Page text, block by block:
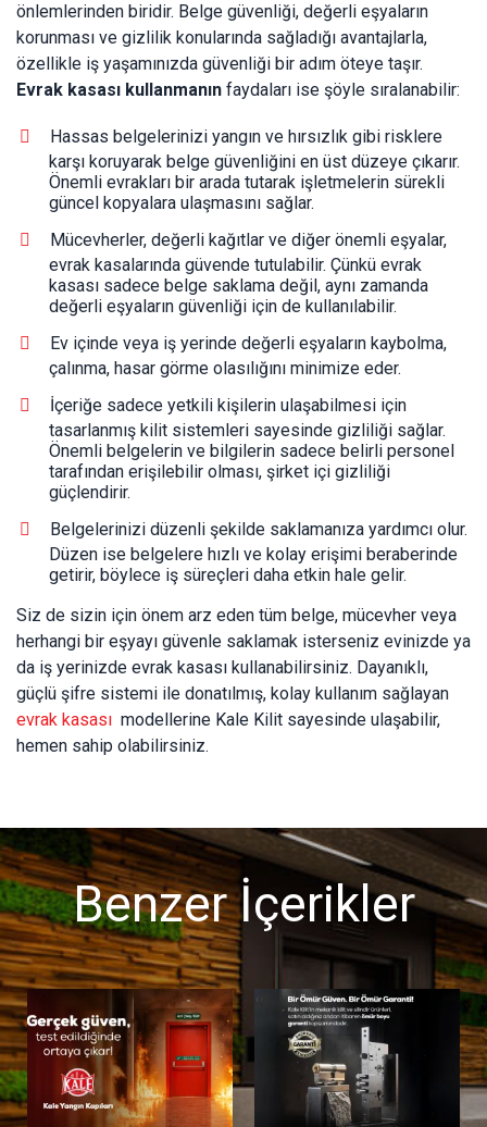
önlemlerinden biridir. Belge güvenliği, değerli eşyaların
korunması ve gizlilik konularında sağladığı avantajlarla,
özellikle iş yaşamınızda güvenliği bir adım öteye taşır.
Evrak kasası kullanmanın faydaları ise şöyle sıralanabilir:
Hassas belgelerinizi yangın ve hırsızlık gibi risklere
karşı koruyarak belge güvenliğini en üst düzeye çıkarır.
Önemli evrakları bir arada tutarak işletmelerin sürekli
güncel kopyalara ulaşmasını sağlar.
Mücevherler, değerli kağıtlar ve diğer önemli eşyalar,
evrak kasalarında güvende tutulabilir. Çünkü evrak
kasası sadece belge saklama değil, aynı zamanda
değerli eşyaların güvenliği için de kullanılabilir.
Ev içinde veya iş yerinde değerli eşyaların kaybolma,
çalınma, hasar görme olasılığını minimize eder.
İçeriğe sadece yetkili kişilerin ulaşabilmesi için
tasarlanmış kilit sistemleri sayesinde gizliliği sağlar.
Önemli belgelerin ve bilgilerin sadece belirli personel
tarafından erişilebilir olması, şirket içi gizliliği
güçlendirir.
Belgelerinizi düzenli şekilde saklamanıza yardımcı olur.
Düzen ise belgelere hızlı ve kolay erişimi beraberinde
getirir, böylece iş süreçleri daha etkin hale gelir.
Siz de sizin için önem arz eden tüm belge, mücevher veya
herhangi bir eşyayı güvenle saklamak isterseniz evinizde ya
da iş yerinizde evrak kasası kullanabilirsiniz. Dayanıklı,
güçlü şifre sistemi ile donatılmış, kolay kullanım sağlayan
evrak kasası modellerine Kale Kilit sayesinde ulaşabilir,
hemen sahip olabilirsiniz.
Benzer İçerikler